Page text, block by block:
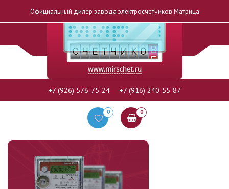
Официальный дилер завода электросчетчиков Матрица
+7 (926) 576-75-24 +7 (916) 240-55-87
0 0